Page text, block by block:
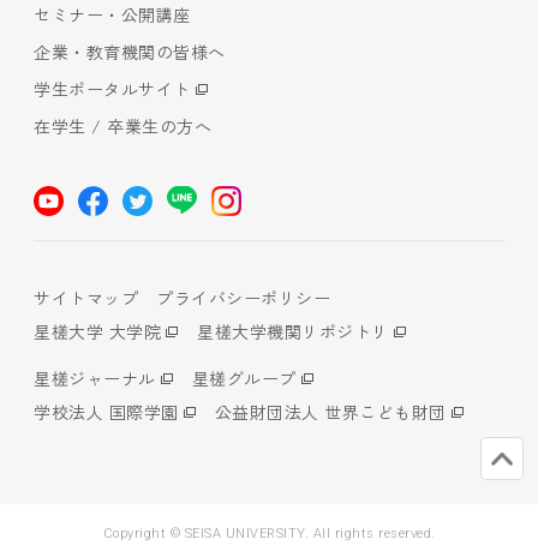
セミナー・公開講座
企業・教育機関の皆様へ
学生ポータルサイト
在学生 / 卒業生の方へ
サイトマップ
プライバシーポリシー
星槎大学 大学院
星槎大学機関リポジトリ
星槎ジャーナル
星槎グループ
学校法人 国際学園
公益財団法人 世界こども財団
Copyright © SEISA UNIVERSITY. All rights reserved.